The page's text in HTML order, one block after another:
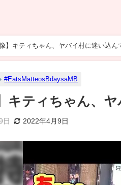
像】キティちゃん、ヤバイ村に迷い込ん
#EatsMatteosBdaysaMB
キティちゃん、
日 2022年4月9日